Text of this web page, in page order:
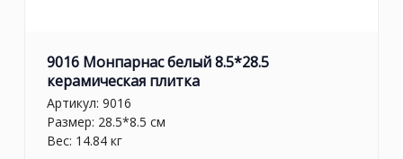
9016 Монпарнас белый 8.5*28.5
керамическая плитка
Артикул: 9016
Размер: 28.5*8.5 см
Вес: 14.84 кг